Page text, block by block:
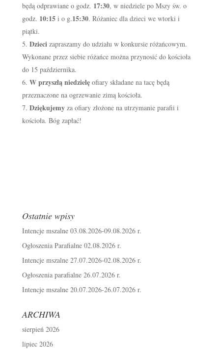
będą odprawiane o godz. 17:30, w niedziele po Mszy św. o
godz. 10:15i o g.15:30. Różaniec dla dzieci we wtorki i
piątki.
Dzieci zapraszamy do udziału w konkursie różańcowym.
Wykonane przez siebie różańce można przynosić do kościoła
do 15 października.
W przyszłą niedzielę ofiary składane na tacę będą
przeznaczone na ogrzewanie zimą kościoła.
Dziękujemy za ofiary złożone na utrzymanie parafii i
kościoła. Bóg zapłać!
Ostatnie wpisy
Intencje mszalne 03.08.2026-09.08.2026 r.
Ogłoszenia Parafialne 02.08.2026 r.
Intencje mszalne 27.07.2026-02.08.2026 r.
Ogłoszenia parafialne 26.07.2026 r.
Intencje mszalne 20.07.2026-26.07.2026 r.
ARCHIWA
sierpień 2026
lipiec 2026